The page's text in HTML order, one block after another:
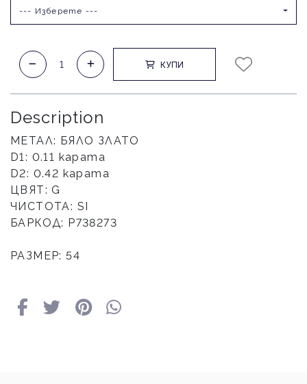
--- Изберете ---
КУПИ
Description
МЕТАЛ: БЯЛО ЗЛАТО
D1: 0.11 карата
D2: 0.42 карата
ЦВЯТ: G
ЧИСТОТА: SI
БАРКОД: P738273
РАЗМЕР: 54